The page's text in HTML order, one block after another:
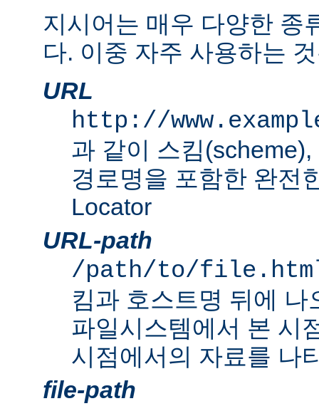
지시어는 매우 다양한 종
다. 이중 자주 사용하는
URL
http://
과 같이 스킴
경로명을 포함한 완전
Locator
URL-path
/path/to/
킴과 호스트명 뒤에
파일시스템에서 본 시
시점에서의 자료를 나
file-path